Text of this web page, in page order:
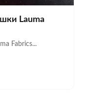
Lauma
Fabrics...